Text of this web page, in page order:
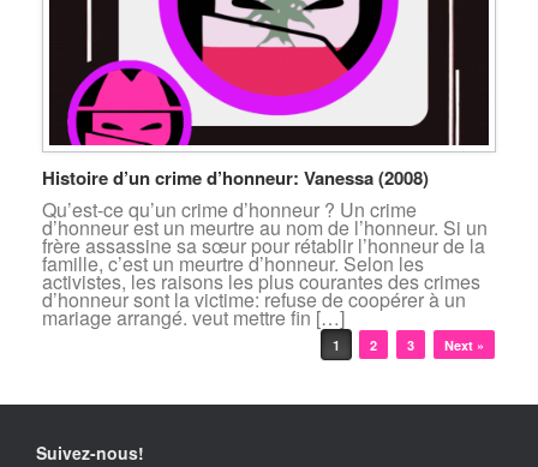
Histoire d’un crime d’honneur: Vanessa (2008)
Qu’est-ce qu’un crime d’honneur ? Un crime
d’honneur est un meurtre au nom de l’honneur. Si un
frère assassine sa sœur pour rétablir l’honneur de la
famille, c’est un meurtre d’honneur. Selon les
activistes, les raisons les plus courantes des crimes
d’honneur sont la victime: refuse de coopérer à un
mariage arrangé. veut mettre fin […]
1 2 3 Next »
Suivez-nous!